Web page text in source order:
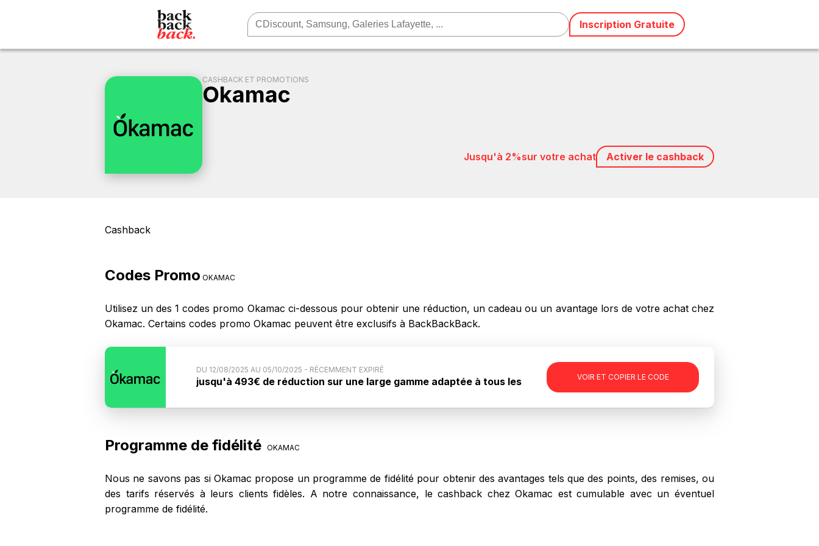
CASHBACK ET PROMOTIONS
Okamac
jusqu'à 2%sur votre achat Activer le cashback
Cashback
Codes Promo OKAMAC
Utilisez un des 1 codes promo Okamac ci-dessous pour obtenir une réduction, un cadeau ou un avantage lors de votre achat chez
Okamac. Certains codes promo Okamac peuvent être exclusifs à BackBackBack.
VOIR ET COPIER LE CODE
DU 12/08/2025 AU 05/10/2025 - RÉCEMMENT EXPIRÉ
jusqu'à 493€ de réduction sur une large gamme adaptée à tous les
Conditions du code promo : jusqu'à 493€ de réduction sur une large
catalogue grâce à ton justificatif de scolarité !. Offre valable jusqu'au 5
Programme de fidélité OKAMAC
Nous ne savons pas si Okamac propose un programme de fidélité pour obtenir des avantages tels que des points, des remises, ou
des tarifs réservés à leurs clients fidèles. A notre connaissance, le cashback chez Okamac est cumulable avec un éventuel
programme de fidélité.
Inscription Gratuite